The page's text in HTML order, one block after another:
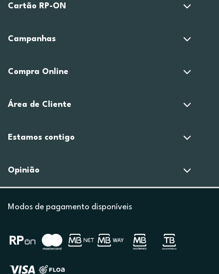
Cartão RP-ON
Campanhas
Compra Online
Área de Cliente
Estamos contigo
Opinião
Modos de pagamento disponíveis